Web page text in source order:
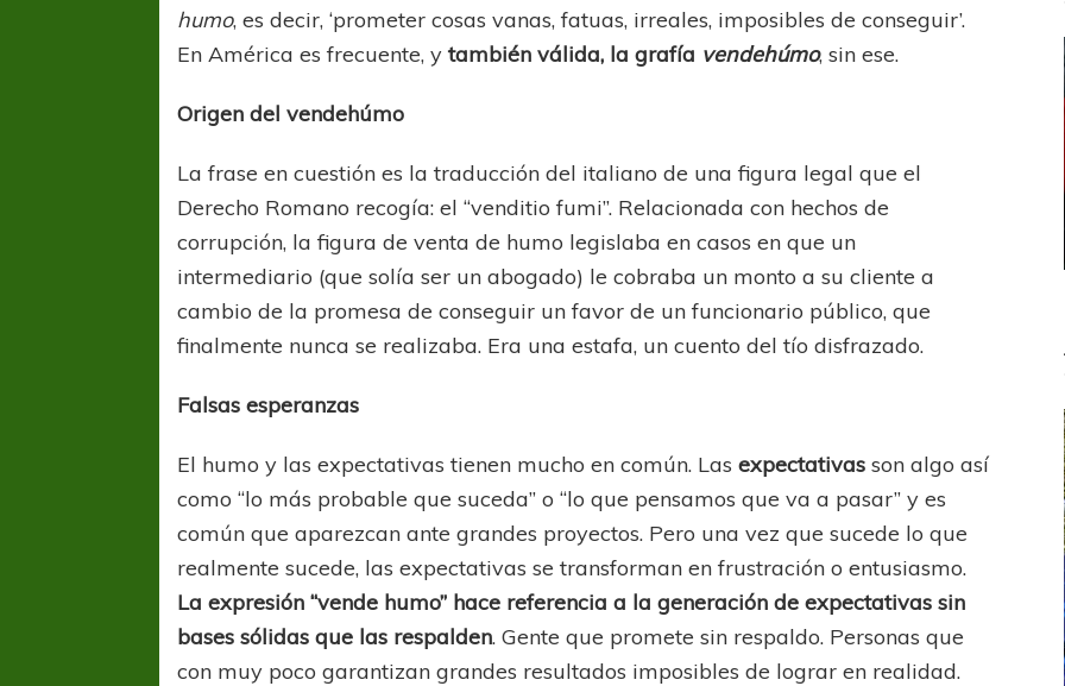
humo, es decir, ‘prometer cosas vanas, fatuas, irreales, imposibles de conseguir’.
En América es frecuente, ytambién válida, la grafía vendehúmo, sin ese.
Origen del vendehúmo
La frase en cuestión es la traducción del italiano de una figura legal que el
Derecho Romano recogía: el “venditio fumi”. Relacionada con hechos de
corrupción, la figura de venta de humo legislaba en casos en que un
intermediario (que solía ser un abogado) le cobraba un monto a su cliente a
cambio de la promesa de conseguir un favor de un funcionario público, que
finalmente nunca se realizaba. Era una estafa, un cuento del tío disfrazado.
Falsas esperanzas
El humo y las expectativas tienen mucho en común. Lasexpectativas son algo así
como “lo más probable que suceda” o “lo que pensamos que va a pasar” y es
común que aparezcan ante grandes proyectos. Pero una vez que sucede lo que
realmente sucede, las expectativas se transforman en frustración o entusiasmo.
La expresión “vende humo” hace referencia a la generación de expectativas sin
bases sólidas que las respalden. Gente que promete sin respaldo. Personas que
con muy poco garantizan grandes resultados imposibles de lograr en realidad.